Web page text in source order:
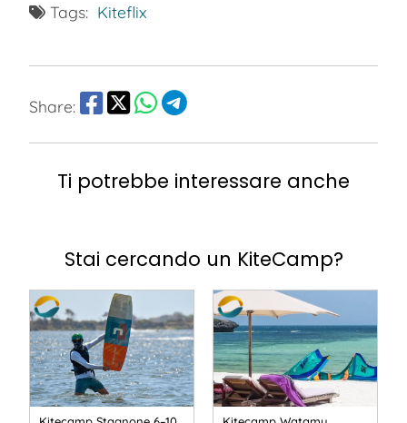
Tags: Kiteflix
Share:
Ti potrebbe interessare anche
Stai cercando un KiteCamp?